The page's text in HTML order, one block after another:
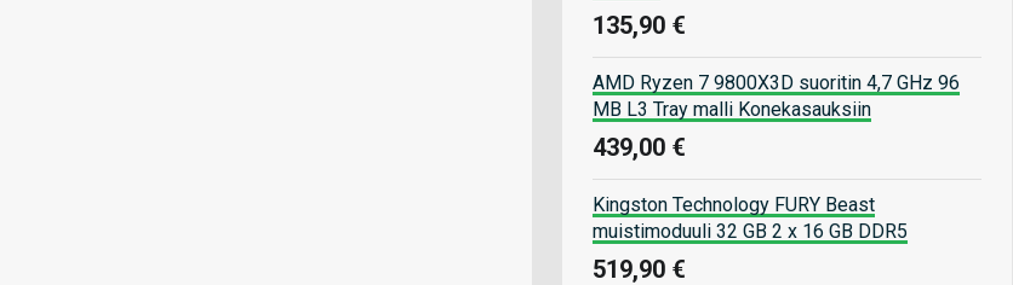
135,90 €
AMD Ryzen 7 9800X3D suoritin 4,7 GHz 96
MB L3 Tray malli Konekasauksiin
439,00 €
Kingston Technology FURY Beast
muistimoduuli 32 GB 2 x 16 GB DDR5
519,90 €